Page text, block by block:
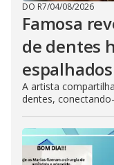
DO R7/04/08/2026
Famosa
de dentes
A artista
dentes,